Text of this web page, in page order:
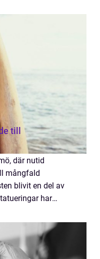
till
där nutid
mångfald
blivit en del av
har